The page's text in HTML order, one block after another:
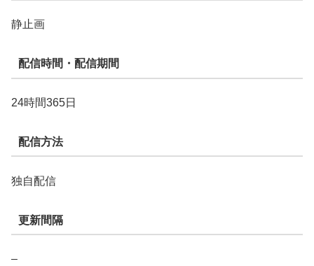
静止画
配信時間・配信期間
24時間365日
配信方法
独自配信
更新間隔
–